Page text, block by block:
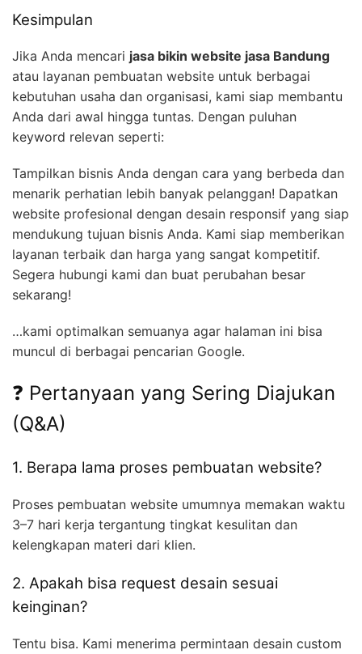
Kesimpulan
Jika Anda mencari jasa bikin website jasa Bandung
atau layanan pembuatan website untuk berbagai
kebutuhan usaha dan organisasi, kami siap membantu
Anda dari awal hingga tuntas. Dengan puluhan
keyword relevan seperti:
Tampilkan bisnis Anda dengan cara yang berbeda dan
menarik perhatian lebih banyak pelanggan! Dapatkan
website profesional dengan desain responsif yang siap
mendukung tujuan bisnis Anda. Kami siap memberikan
layanan terbaik dan harga yang sangat kompetitif.
Segera hubungi kami dan buat perubahan besar
sekarang!
…kami optimalkan semuanya agar halaman ini bisa
muncul di berbagai pencarian Google.
❓ Pertanyaan yang Sering Diajukan
(Q&A)
1. Berapa lama proses pembuatan website?
Proses pembuatan website umumnya memakan waktu
3–7 hari kerja tergantung tingkat kesulitan dan
kelengkapan materi dari klien.
2. Apakah bisa request desain sesuai
keinginan?
Tentu bisa. Kami menerima permintaan desain custom